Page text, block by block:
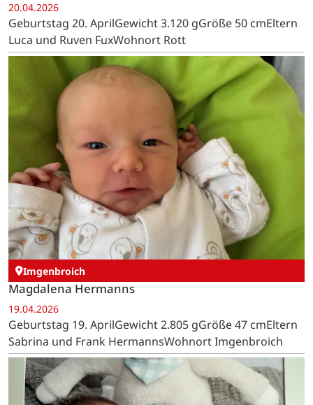
20.04.2026
Geburtstag 20. AprilGewicht 3.120 gGröße 50 cmEltern
Luca und Ruven FuxWohnort Rott
Imgenbroich
Magdalena Hermanns
19.04.2026
Geburtstag 19. AprilGewicht 2.805 gGröße 47 cmEltern
Sabrina und Frank HermannsWohnort Imgenbroich